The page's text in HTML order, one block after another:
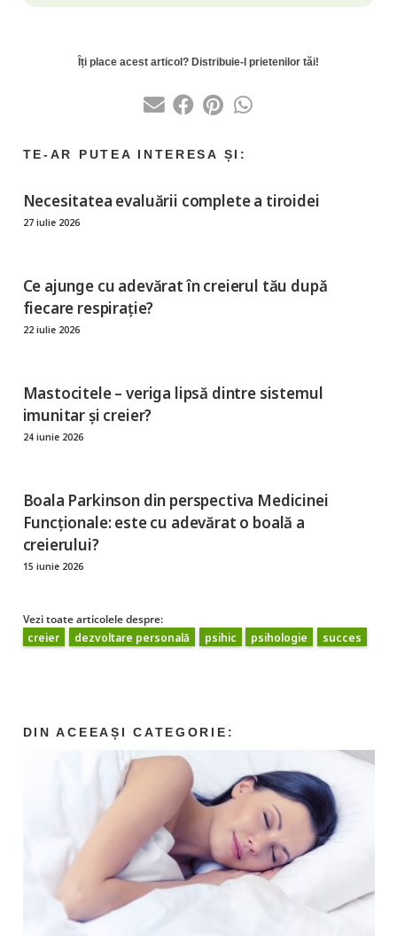
Necesitatea evaluării complete a tiroidei
27 iulie 2026
Ce ajunge cu adevărat în creierul tău după
fiecare respirație?
22 iulie 2026
Mastocitele – veriga lipsă dintre sistemul
imunitar și creier?
24 iunie 2026
Boala Parkinson din perspectiva Medicinei
Funcționale: este cu adevărat o boală a
creierului?
15 iunie 2026
Vezi toate articolele despre:
creier
dezvoltare personală psihic psihologie succes